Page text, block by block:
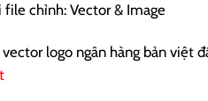
file chỉnh: Vector & Image
logo ngân hàng bản việt